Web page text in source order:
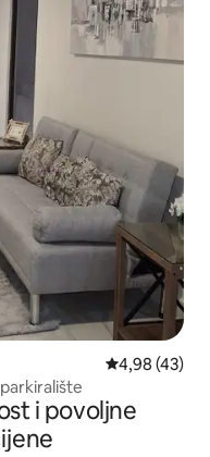
Prosječna
4,98 (43)
i povoljne